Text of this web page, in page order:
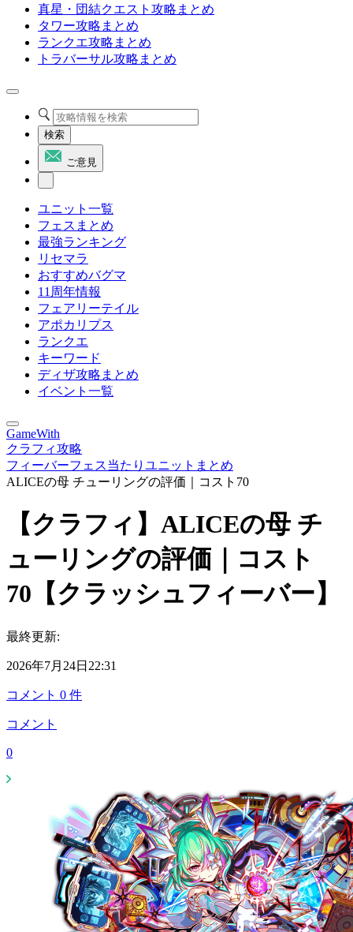
真星・団結クエスト攻略まとめ
タワー攻略まとめ
ランクエ攻略まとめ
トラバーサル攻略まとめ
検索
ご意見
ユニット一覧
フェスまとめ
最強ランキング
リセマラ
おすすめバグマ
11周年情報
フェアリーテイル
アポカリプス
ランクエ
キーワード
ディザ攻略まとめ
イベント一覧
GameWith
クラフィ攻略
フィーバーフェス当たりユニットまとめ
ALICEの母 チューリングの評価｜コスト70
【クラフィ】ALICEの母 チ
ューリングの評価｜コスト
70【クラッシュフィーバー】
最終更新:
2026年7月24日22:31
コメント 0 件
コメント
0